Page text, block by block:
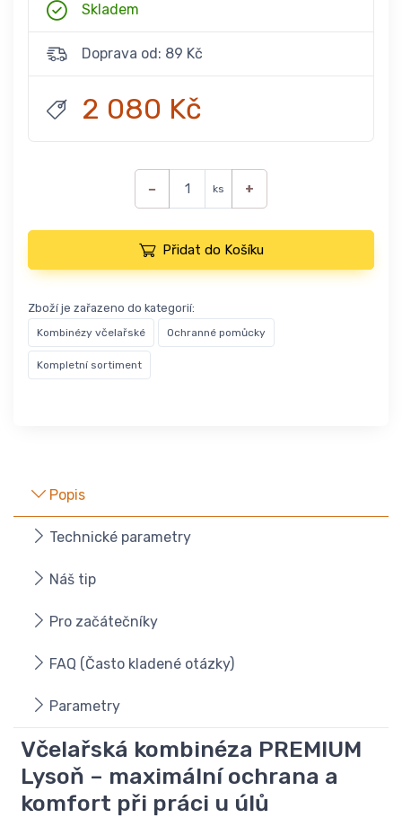
Skladem
Doprava od: 89 Kč
2 080 Kč
− ks +
Přidat do Košíku
Zboží je zařazeno do kategorií:
Kombinézy včelařské Ochranné pomůcky
Kompletní sortiment
Popis
Technické parametry
Náš tip
Pro začátečníky
FAQ (Často kladené otázky)
Parametry
Včelařská kombinéza PREMIUM
Lysoň – maximální ochrana a
komfort při práci u úlů